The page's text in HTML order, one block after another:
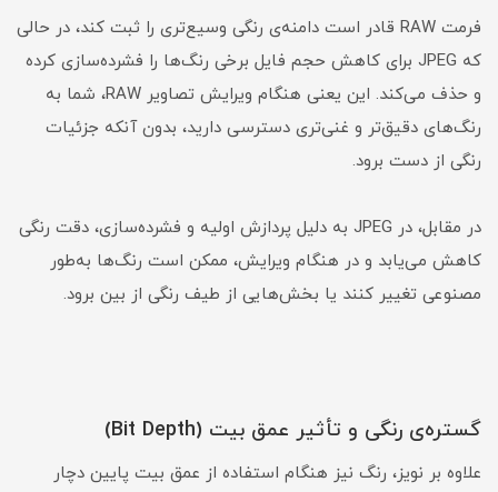
فرمت RAW قادر است دامنه‌ی رنگی وسیع‌تری را ثبت کند، در حالی
که JPEG برای کاهش حجم فایل برخی رنگ‌ها را فشرده‌سازی کرده
و حذف می‌کند. این یعنی هنگام ویرایش تصاویر RAW، شما به
رنگ‌های دقیق‌تر و غنی‌تری دسترسی دارید، بدون آنکه جزئیات
رنگی از دست برود.
در مقابل، در JPEG به دلیل پردازش اولیه و فشرده‌سازی، دقت رنگی
کاهش می‌یابد و در هنگام ویرایش، ممکن است رنگ‌ها به‌طور
مصنوعی تغییر کنند یا بخش‌هایی از طیف رنگی از بین برود.
گستره‌ی رنگی و تأثیر عمق بیت (Bit Depth)
علاوه بر نویز، رنگ نیز هنگام استفاده از عمق بیت پایین دچار